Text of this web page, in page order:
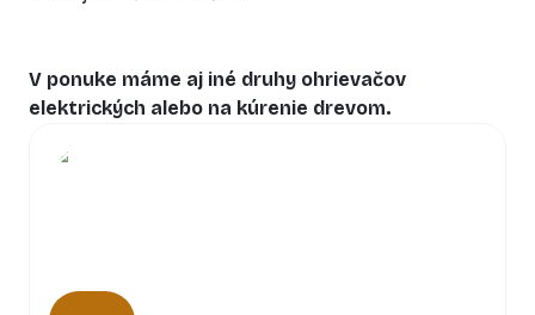
V ponuke máme aj iné druhy ohrievačov
elektrických alebo na kúrenie drevom.